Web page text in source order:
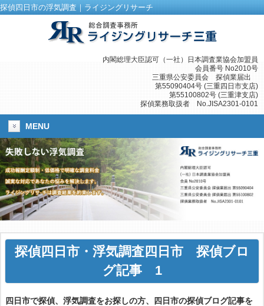
探偵四日市の浮気調査｜ライジングリサーチ
内閣総理大臣認可（一社）日本調査業協会加盟員
会員番号 No2010号
三重県公安委員会 探偵業届出
第55090404号 (三重四日市支店)
第55100802号 (三重津支店)
探偵業務取扱者 No.JISA2301-0101
MENU
探偵四日市 ・ 浮気調査四日市 探偵ブロ
グ記事 1
四日市で探偵、浮気調査をお探しの方、四日市の探偵ブログ記事を